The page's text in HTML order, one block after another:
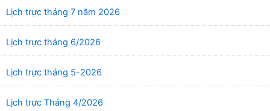
Lịch trực tháng 7 năm 2026
Lịch trực tháng 6/2026
Lịch trực tháng 5-2026
Lịch trực Tháng 4/2026